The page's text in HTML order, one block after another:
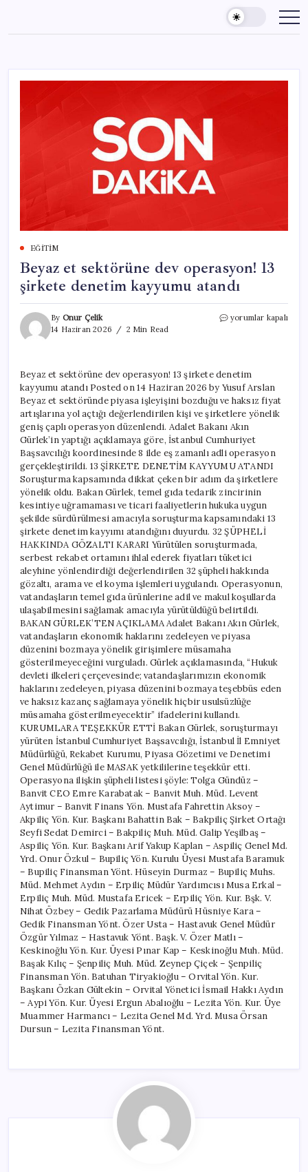
content
EĞITIM
Beyaz et sektörüne dev operasyon! 13
şirkete denetim kayyumu atandı
By Onur Çelik
14 Haziran 2026
2 Min Read
Beyaz
13
şirkete
denetim
kayyumu
atandı
yorumlar kapalı
Beyaz et sektörüne dev operasyon! 13 şirkete denetim
kayyumu atandı Posted on 14 Haziran 2026 by Yusuf Arslan
Beyaz et sektöründe piyasa işleyişini bozduğu ve haksız fiyat
artışlarına yol açtığı değerlendirilen kişi ve şirketlere yönelik
geniş çaplı operasyon düzenlendi. Adalet Bakanı Akın
Gürlek’in yaptığı açıklamaya göre, İstanbul Cumhuriyet
Başsavcılığı koordinesinde 8 ilde eş zamanlı adli operasyon
gerçekleştirildi. 13 ŞİRKETE DENETİM KAYYUMU ATANDI
Soruşturma kapsamında dikkat çeken bir adım da şirketlere
yönelik oldu. Bakan Gürlek, temel gıda tedarik zincirinin
kesintiye uğramaması ve ticari faaliyetlerin hukuka uygun
şekilde sürdürülmesi amacıyla soruşturma kapsamındaki 13
şirkete denetim kayyımı atandığını duyurdu. 32 ŞÜPHELİ
HAKKINDA GÖZALTI KARARI Yürütülen soruşturmada,
serbest rekabet ortamını ihlal ederek fiyatları tüketici
aleyhine yönlendirdiği değerlendirilen 32 şüpheli hakkında
gözaltı, arama ve el koyma işlemleri uygulandı. Operasyonun,
vatandaşların temel gıda ürünlerine adil ve makul koşullarda
ulaşabilmesini sağlamak amacıyla yürütüldüğü belirtildi.
BAKAN GÜRLEK’TEN AÇIKLAMA Adalet Bakanı Akın Gürlek,
vatandaşların ekonomik haklarını zedeleyen ve piyasa
düzenini bozmaya yönelik girişimlere müsamaha
gösterilmeyeceğini vurguladı. Gürlek açıklamasında, “Hukuk
devleti ilkeleri çerçevesinde; vatandaşlarımızın ekonomik
haklarını zedeleyen, piyasa düzenini bozmaya teşebbüs eden
ve haksız kazanç sağlamaya yönelik hiçbir usulsüzlüğe
müsamaha gösterilmeyecektir” ifadelerini kullandı.
KURUMLARA TEŞEKKÜR ETTİ Bakan Gürlek, soruşturmayı
yürüten İstanbul Cumhuriyet Başsavcılığı, İstanbul İl Emniyet
Müdürlüğü, Rekabet Kurumu, Piyasa Gözetimi ve Denetimi
Genel Müdürlüğü ile MASAK yetkililerine teşekkür etti.
Operasyona ilişkin şüpheli listesi şöyle: Tolga Gündüz –
Banvit CEO Emre Karabatak – Banvit Muh. Müd. Levent
Aytimur – Banvit Finans Yön. Mustafa Fahrettin Aksoy –
Akpiliç Yön. Kur. Başkanı Bahattin Bak – Bakpiliç Şirket Ortağı
Seyfi Sedat Demirci – Bakpiliç Muh. Müd. Galip Yeşilbaş –
Aspiliç Yön. Kur. Başkanı Arif Yakup Kaplan – Aspiliç Genel Md.
Yrd. Onur Özkul – Bupiliç Yön. Kurulu Üyesi Mustafa Baramuk
– Bupiliç Finansman Yönt. Hüseyin Durmaz – Bupiliç Muhs.
Müd. Mehmet Aydın – Erpiliç Müdür Yardımcısı Musa Erkal –
Erpiliç Muh. Müd. Mustafa Ericek – Erpiliç Yön. Kur. Bşk. V.
Nihat Özbey – Gedik Pazarlama Müdürü Hüsniye Kara –
Gedik Finansman Yönt. Özer Usta – Hastavuk Genel Müdür
Özgür Yılmaz – Hastavuk Yönt. Başk. V. Özer Matlı –
Keskinoğlu Yön. Kur. Üyesi Pınar Kap – Keskinoğlu Muh. Müd.
Başak Kılıç – Şenpiliç Muh. Müd. Zeynep Çiçek – Şenpiliç
Finansman Yön. Batuhan Tiryakioğlu – Orvital Yön. Kur.
Başkanı Özkan Gültekin – Orvital Yönetici İsmail Hakkı Aydın
– Aypi Yön. Kur. Üyesi Ergun Abalıoğlu – Lezita Yön. Kur. Üye
Muammer Harmancı – Lezita Genel Md. Yrd. Musa Örsan
Dursun – Lezita Finansman Yönt.